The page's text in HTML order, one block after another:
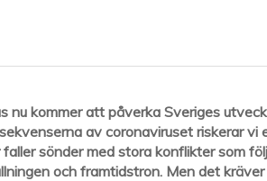
nu kommer att påverka Sveriges
av coronaviruset riskerar
sönder med stora konflikter som
och framtidstron. Men det